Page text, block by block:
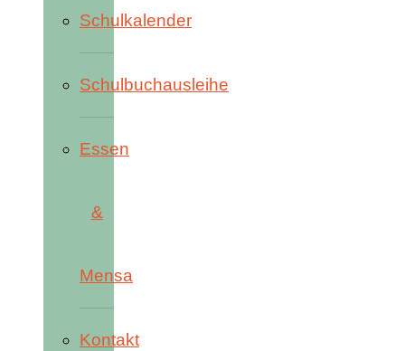
Schulkalender
Schulbuchausleihe
Essen
&
Mensa
Kontakt